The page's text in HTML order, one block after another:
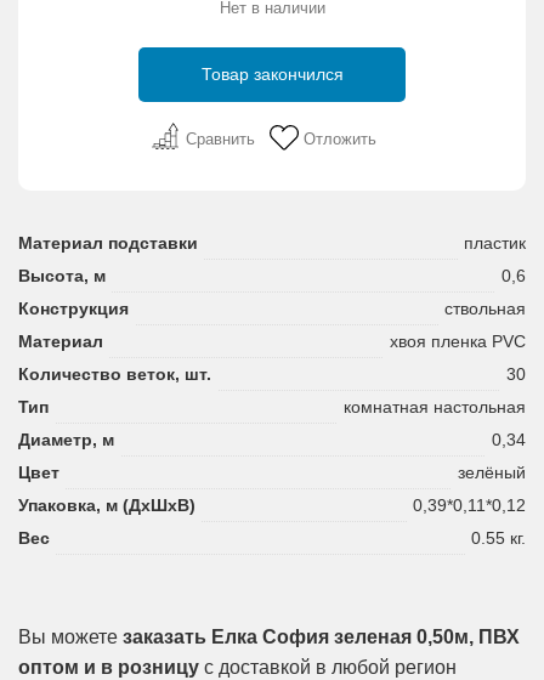
Нет в наличии
Товар закончился
Сравнить Отложить
Материал подставки
пластик
Высота, м
0,6
Конструкция
ствольная
Материал
хвоя пленка PVC
Количество веток, шт.
30
Тип
комнатная настольная
Диаметр, м
0,34
Цвет
зелёный
Упаковка, м (ДхШхВ)
0,39*0,11*0,12
Вес
0.55 кг.
Вы можете заказать Елка София зеленая 0,50м, ПВХ
оптом и в розницу с доставкой в любой регион